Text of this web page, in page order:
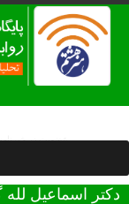
عضويت در
دکتر اسماعیل